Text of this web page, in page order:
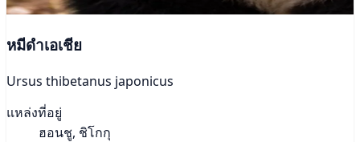
หมีดำเอเชีย
Ursus thibetanus japonicus
แหล่งที่อยู่
ฮอนชู, ชิโกกุ